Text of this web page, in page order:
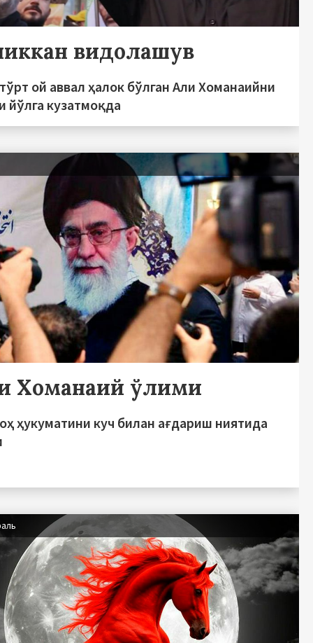
видолашув
ой аввал ҳалок бўлган Али Хоманаийни
йўлга кузатмоқда
Хоманаий ўлими
ҳукуматини куч билан ағдариш ниятида